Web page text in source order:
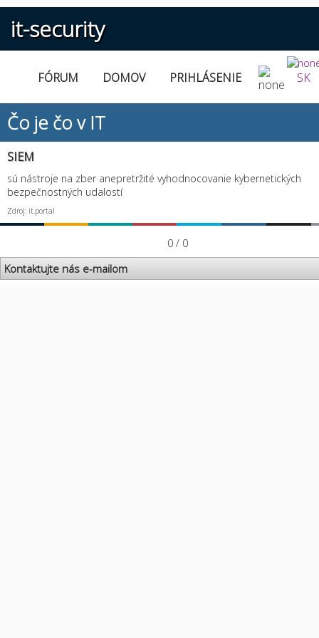
it-security
FÓRUM DOMOV PRIHLÁSENIE SK
Čo je čo v IT
SIEM
sú nástroje na zber anepretržité vyhodnocovanie kybernetických
bezpečnostných udalostí
Zdroj: it.portal
0 / 0
Kontaktujte nás e-mailom